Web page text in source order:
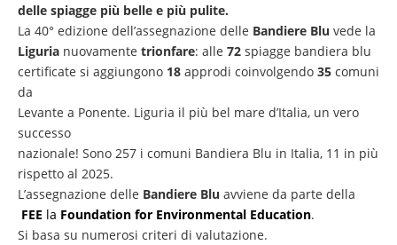
delle spiagge più belle e più pulite.
La 40° edizione dell’assegnazione delle Bandiere Blu vede la
Liguria nuovamente trionfare: alle 72 spiagge bandiera blu
certificate si aggiungono 18 approdi coinvolgendo 35 comuni
da
Levante a Ponente. Liguria il più bel mare d’Italia, un vero
successo
nazionale! Sono 257 i comuni Bandiera Blu in Italia, 11 in più
rispetto al 2025.
L’assegnazione delle Bandiere Blu avviene da parte della
FEE la Foundation for Environmental Education.
Si basa su numerosi criteri di valutazione.